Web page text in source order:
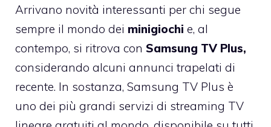
Arrivano novità interessanti per chi segue
sempre il mondo dei minigiochi e, al
contempo, si ritrova con Samsung TV Plus,
considerando alcuni annunci trapelati di
recente. In sostanza, Samsung TV Plus è
uno dei più grandi servizi di streaming TV